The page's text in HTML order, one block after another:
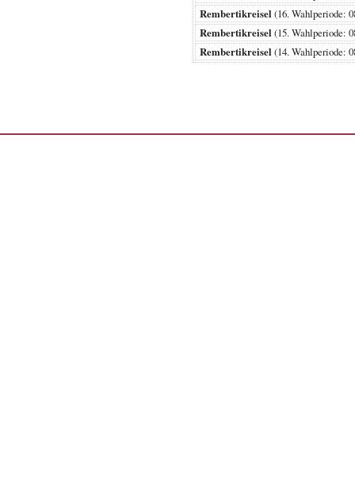
Rembertikreisel (16.
Rembertikreisel (15.
Rembertikreisel (14.